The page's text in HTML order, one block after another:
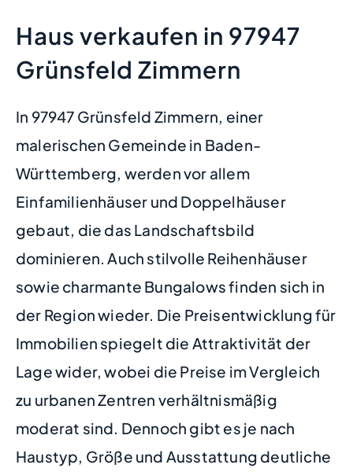
Haus verkaufen in 97947
Grünsfeld Zimmern
In 97947 Grünsfeld Zimmern, einer
malerischen Gemeinde in Baden-
Württemberg, werden vor allem
Einfamilienhäuser und Doppelhäuser
gebaut, die das Landschaftsbild
dominieren. Auch stilvolle Reihenhäuser
sowie charmante Bungalows finden sich in
der Region wieder. Die Preisentwicklung für
Immobilien spiegelt die Attraktivität der
Lage wider, wobei die Preise im Vergleich
zu urbanen Zentren verhältnismäßig
moderat sind. Dennoch gibt es je nach
Haustyp, Größe und Ausstattung deutliche